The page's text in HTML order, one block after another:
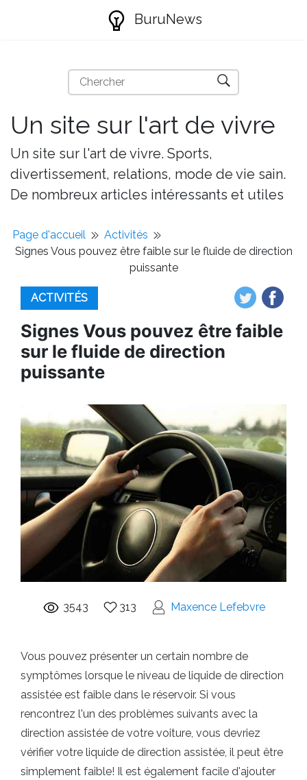
BuruNews
Un site sur l'art de vivre
Un site sur l'art de vivre. Sports,
divertissement, relations, mode de vie sain.
De nombreux articles intéressants et utiles
Page d'accueil
Activités
Signes Vous pouvez être faible sur le fluide de direction
puissante
ACTIVITÉS
Signes Vous pouvez être faible
sur le fluide de direction
puissante
3543 313 Maxence Lefebvre
Vous pouvez présenter un certain nombre de
symptômes lorsque le niveau de liquide de direction
assistée est faible dans le réservoir. Si vous
rencontrez l'un des problèmes suivants avec la
direction assistée de votre voiture, vous devriez
vérifier votre liquide de direction assistée, il peut être
simplement faible! Il est également facile d'ajouter